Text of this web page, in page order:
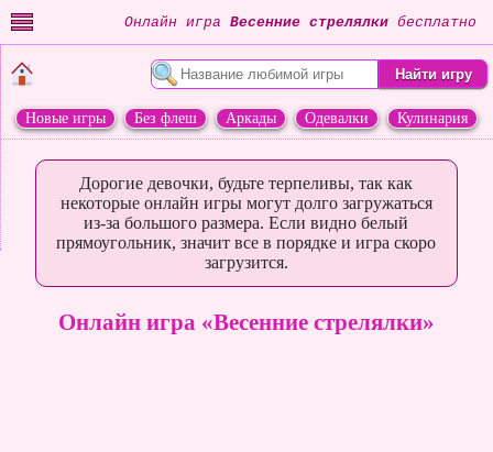
Онлайн игра Весенние стрелялки бесплатно
Новые игры Без флеш Аркады Одевалки
Кулинария
Дорогие девочки, будьте терпеливы, так как
некоторые онлайн игры могут долго загружаться
из-за большого размера. Если видно белый
прямоугольник, значит все в порядке и игра скоро
загрузится.
Онлайн игра «Весенние стрелялки»